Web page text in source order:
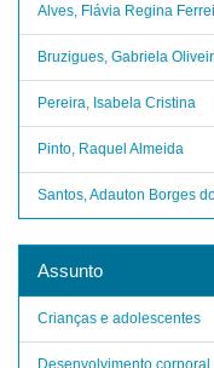
Alves, Flávia Regina
Bruzigues, Gabriela
Pereira, Isabela Cristina
Pinto, Raquel Almeida
Santos, Adauton Borges
Assunto
Crianças e adolescentes
Desenvolvimento corporal